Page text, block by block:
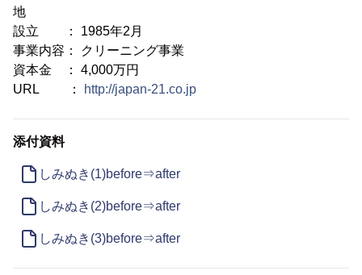
地
設立 ： 1985年2月
事業内容： クリーニング事業
資本金 ： 4,000万円
URL ：
http://japan-21.co.jp
添付資料
しみぬき(1)before⇒after
しみぬき(2)before⇒after
しみぬき(3)before⇒after